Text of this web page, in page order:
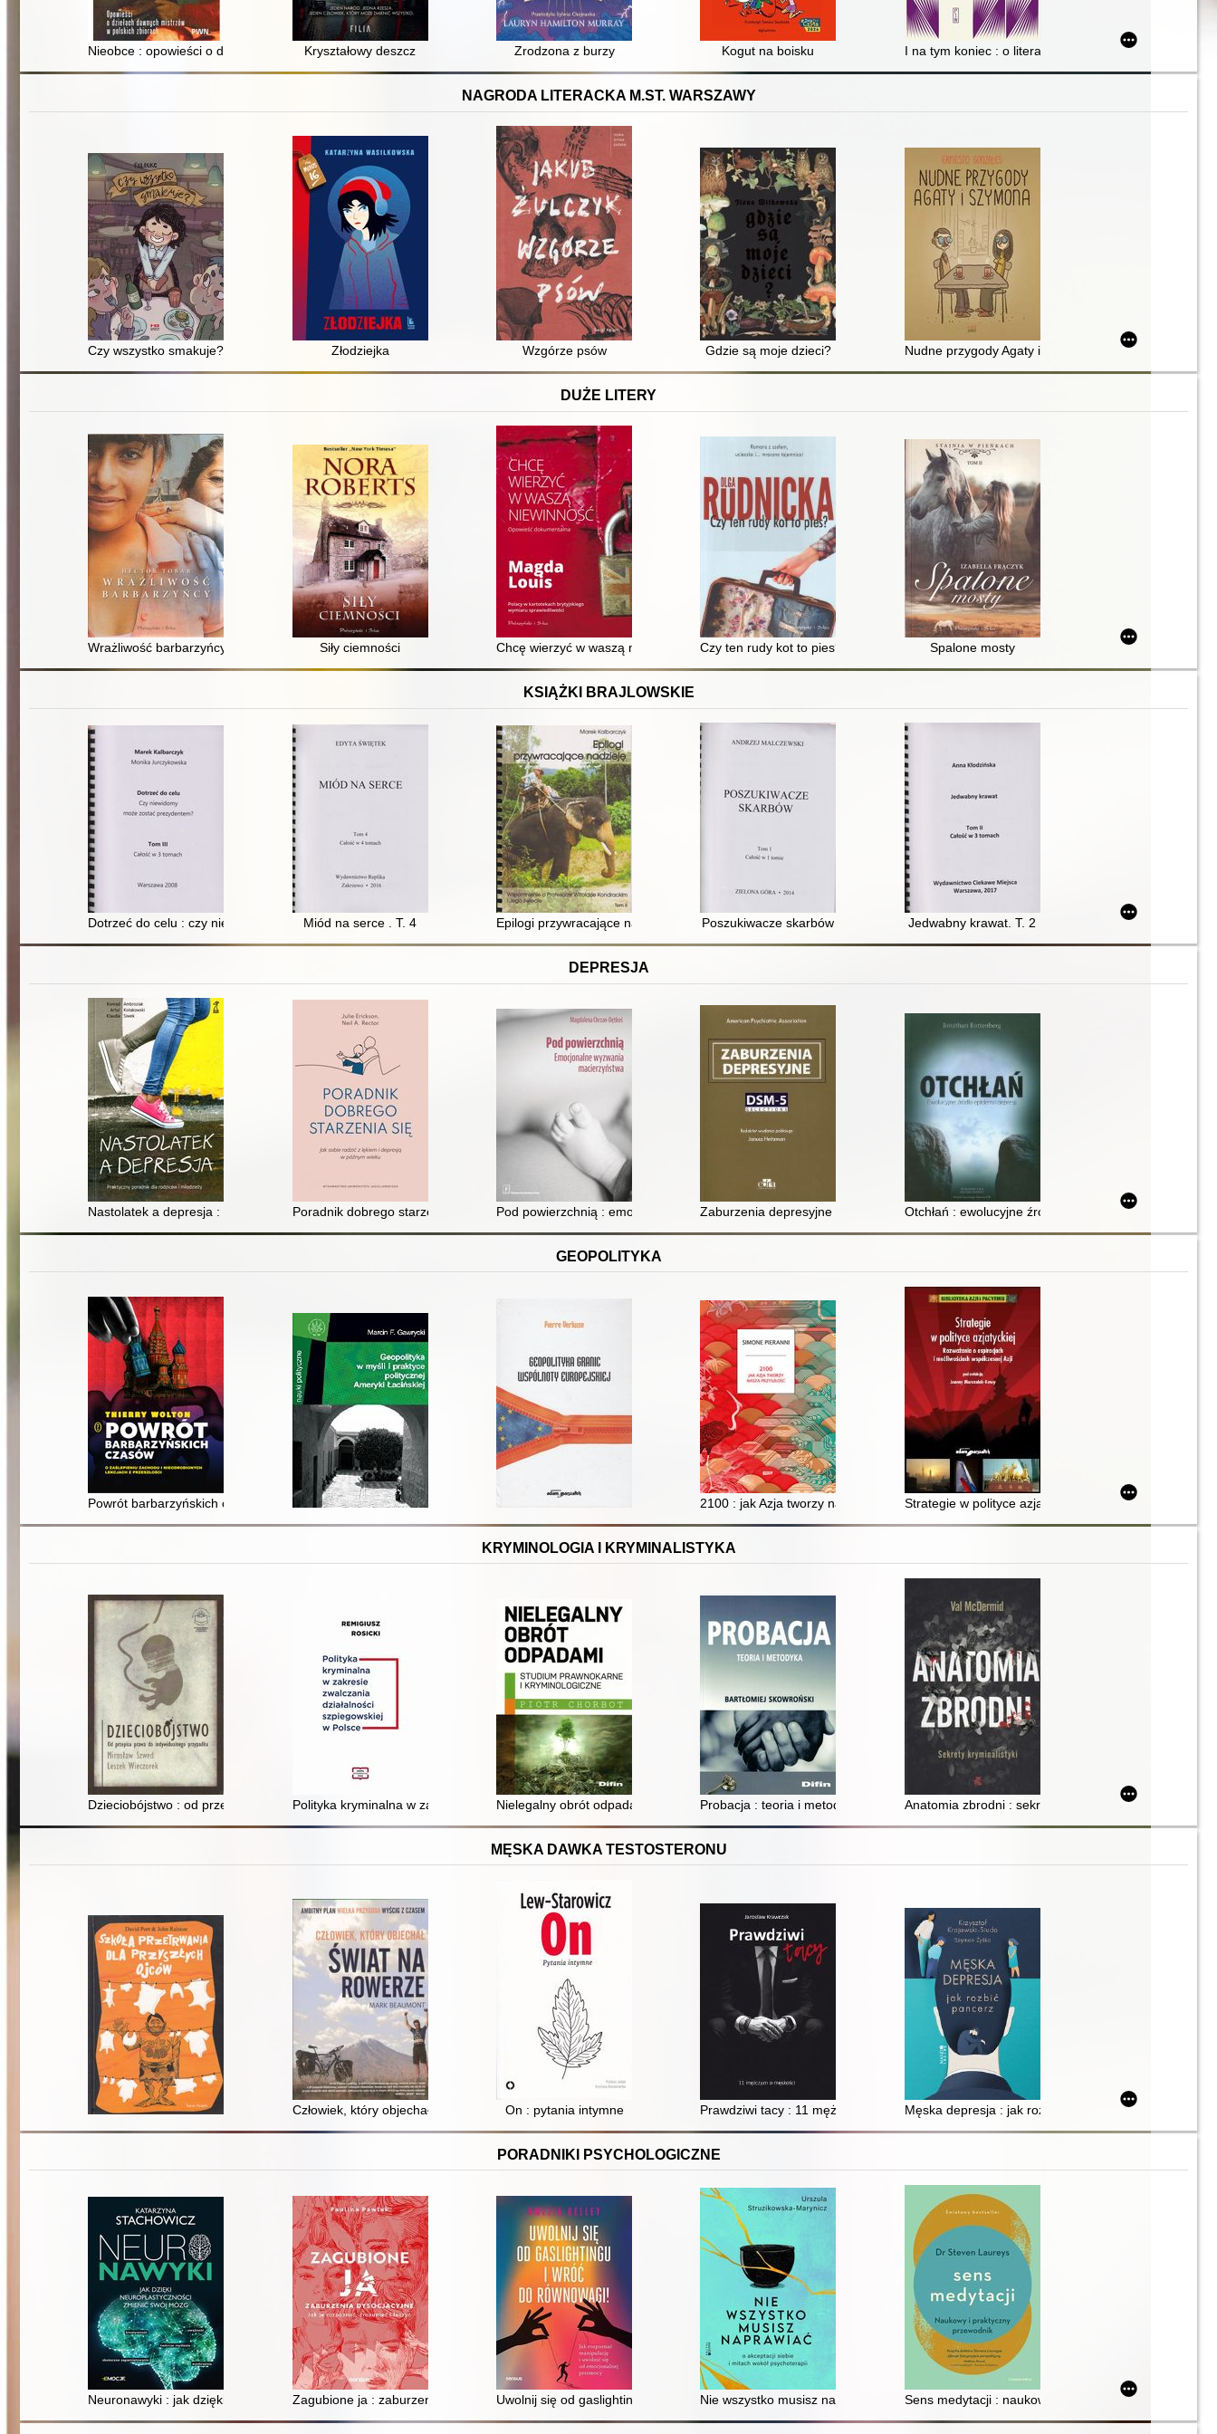
Nieobce : opowieści o dziełach dawnych mistrzów w polskich zbiorach
Kryształowy deszcz Zrodzona z burzy Kogut na boisku I na tym koniec : o literaturze i społeczeństwie
NAGRODA LITERACKA M.ST. WARSZAWY
Czy wszystko smakuje? Złodziejka Wzgórze psów Gdzie są moje dzieci? Nudne przygody Agaty i Szymona
DUŻE LITERY
Wrażliwość barbarzyńcy Siły ciemności Chcę wierzyć w waszą niewinność Czy ten rudy kot to pies? Spalone mosty
KSIĄŻKI BRAJLOWSKIE
Dotrzeć do celu : czy niewidomy może zostać prezydentem?. T. 3
Miód na serce . T. 4 Epilogi przywracające nadzieję : wspomnienie o profesorze Witoldzie Kondrackim i jego świecie. T. 2
Poszukiwacze skarbów Jedwabny krawat. T. 2
DEPRESJA
Nastolatek a depresja : praktyczny poradnik dla rodziców i młodzieżyPoradnik dobrego starzenia się : jak sobie radzić z lękiem i depresją w późnym wieku
Pod powierzchnią : emocjonalne wyzwania macierzyństwa
Zaburzenia depresyjne : DSM-5 SelectionsOtchłań : ewolucyjne źródła epidemii depresji
GEOPOLITYKA
Powrót barbarzyńskich czasów : o zaślepieniu Zachodu i nieodrobionych lekcjach z przeszłości 2100 : jak Azja tworzy naszą przyszłośćStrategie w polityce azjatyckiej : rozważania o
KRYMINOLOGIA I KRYMINALISTYKA
Dzieciobójstwo : od przepisu prawa do indywidualnego przypadkuPolityka kryminalna w zakresie zwalczania działalności szpiegowskiej w Polsce
Nielegalny obrót odpadami : studium prawnokarne i kryminologiczne
Probacja : teoria i metodyka Anatomia zbrodni : sekrety kryminalistyki
MĘSKA DAWKA TESTOSTERONU
Człowiek, który objechał świat na rowerzeOn : pytania intymne Prawdziwi tacy : 11 mężczyzn o męskościMęska depresja : jak rozbić pancerz
PORADNIKI PSYCHOLOGICZNE
Neuronawyki : jak dzięki neuroplastyczności zmienić swój mózgZagubione ja : zaburzenia dysocjacyjne : jak je rozpoznać, zrozumieć i leczyć
Uwolnij się od gaslightingu i wróć do równowagi! : jak rozpoznać manipulację i uwolnić się od emocjonalnej przemocy
Nie wszystko musisz naprawiać : o akceptacji siebie i mitach wokół psychoterapii
Sens medytacji : naukowy i praktyczny przewodnik